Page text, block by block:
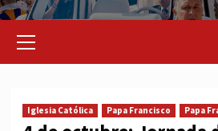
Menu
Iglesia Católica Papa Francisco Papa